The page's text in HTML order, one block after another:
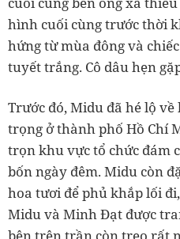
hình cuối cùng trước thời
hứng từ mùa đông và
tuyết trắng. Cô dâu hẹn
Trước đó, Midu đã hé lộ
trọng ở thành phố Hồ Chí
trọn khu vực tổ chức đám
bốn ngày đêm. Midu còn
hoa tươi để phủ khắp lối
Midu và Minh Đạt được
bên trên trần còn treo rất